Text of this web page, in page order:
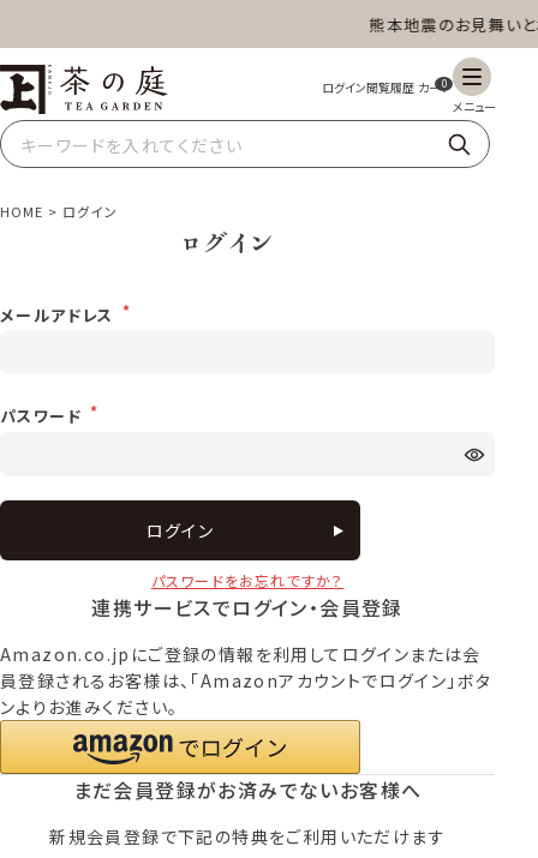
熊本地震のお見舞い
茶の庭オンラインショップ 0
ギフト 特上高級茶 深蒸し茶 水出し茶
スイーツ
HOME ログイン
ログイン
メールアドレス
パスワード
ログイン
パスワードをお忘れですか？
連携サービスでログイン・会員登録
Amazon.co.jpにご登録の情報を利用してログインまたは会
員登録されるお客様は、「Amazonアカウントでログイン」ボタ
ンよりお進みください。
まだ会員登録がお済みでないお客様へ
新規会員登録で下記の特典をご利用いただけます